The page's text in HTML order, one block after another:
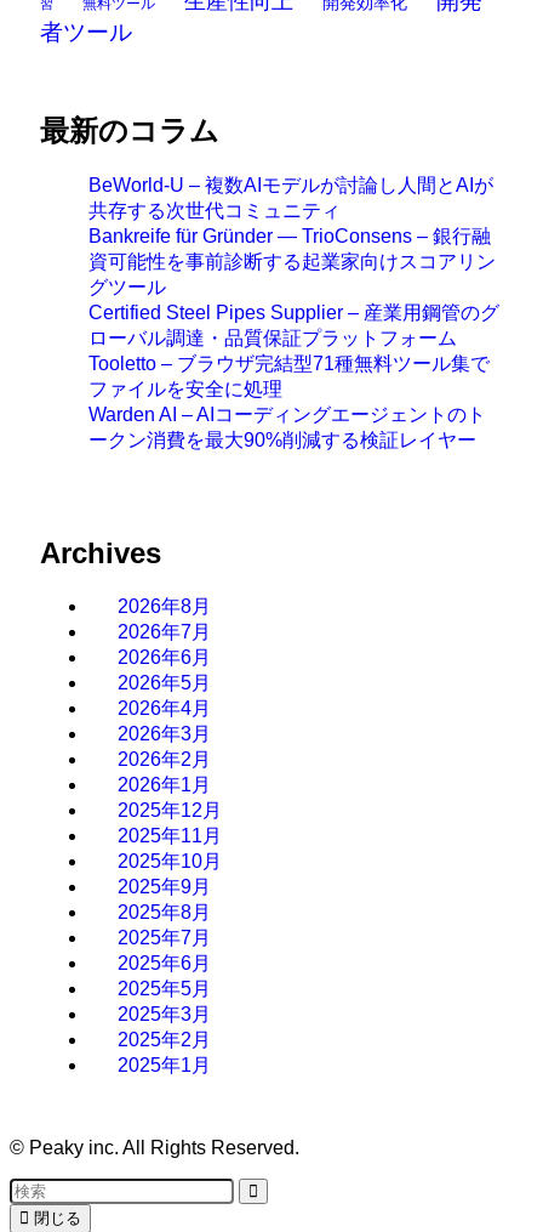
習
者ツール
最新のコラム
BeWorld-U – 複数AIモデルが討論し人間とAIが
共存する次世代コミュニティ
Bankreife für Gründer — TrioConsens – 銀行融
資可能性を事前診断する起業家向けスコアリン
グツール
Certified Steel Pipes Supplier – 産業用鋼管のグ
ローバル調達・品質保証プラットフォーム
Tooletto – ブラウザ完結型71種無料ツール集で
ファイルを安全に処理
Warden AI – AIコーディングエージェントのト
ークン消費を最大90%削減する検証レイヤー
Archives
2026年8月
2026年7月
2026年6月
2026年5月
2026年4月
2026年3月
2026年2月
2026年1月
2025年12月
2025年11月
2025年10月
2025年9月
2025年8月
2025年7月
2025年6月
2025年5月
2025年3月
2025年2月
2025年1月
© Peaky inc. All Rights Reserved.
閉じる